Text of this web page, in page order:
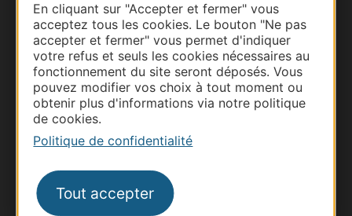
En cliquant sur "Accepter et fermer" vous
acceptez tous les cookies. Le bouton "Ne pas
accepter et fermer" vous permet d'indiquer
votre refus et seuls les cookies nécessaires au
fonctionnement du site seront déposés. Vous
pouvez modifier vos choix à tout moment ou
obtenir plus d'informations via notre politique
de cookies.
Politique de confidentialité
Tout accepter
Thermalisme
Business/Mice